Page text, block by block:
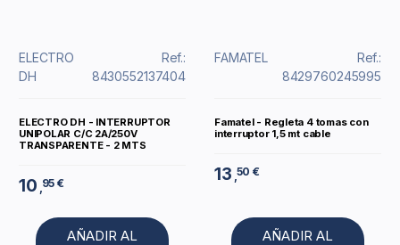
ELECTRO
DH
Ref.:
8430552137404
ELECTRO DH - INTERRUPTOR
UNIPOLAR C/C 2A/250V
TRANSPARENTE - 2 MTS
10 95 €
AÑADIR AL
FAMATEL
Ref.:
8429760245995
Famatel - Regleta 4 tomas con
interruptor 1,5 mt cable
13 ,50 €
AÑADIR AL